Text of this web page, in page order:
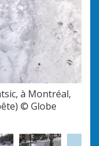
à Montréal,
© Globe